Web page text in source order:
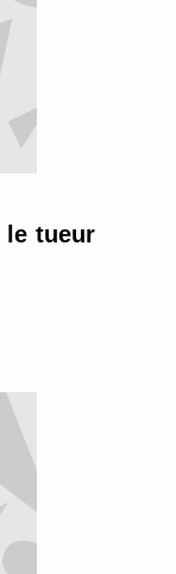
le tueur